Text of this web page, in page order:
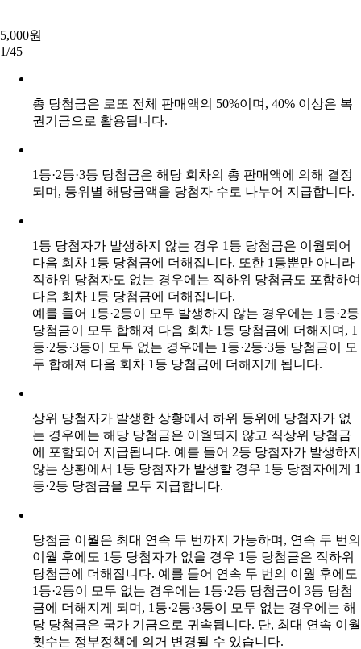
5,000원
1/45
총 당첨금은 로또 전체 판매액의 50%이며, 40% 이상은 복
권기금으로 활용됩니다.
1등·2등·3등 당첨금은 해당 회차의 총 판매액에 의해 결정
되며, 등위별 해당금액을 당첨자 수로 나누어 지급합니다.
1등 당첨자가 발생하지 않는 경우 1등 당첨금은 이월되어
다음 회차 1등 당첨금에 더해집니다. 또한 1등뿐만 아니라
직하위 당첨자도 없는 경우에는 직하위 당첨금도 포함하여
다음 회차 1등 당첨금에 더해집니다.
예를 들어 1등·2등이 모두 발생하지 않는 경우에는 1등·2등
당첨금이 모두 합해져 다음 회차 1등 당첨금에 더해지며, 1
등·2등·3등이 모두 없는 경우에는 1등·2등·3등 당첨금이 모
두 합해져 다음 회차 1등 당첨금에 더해지게 됩니다.
상위 당첨자가 발생한 상황에서 하위 등위에 당첨자가 없
는 경우에는 해당 당첨금은 이월되지 않고 직상위 당첨금
에 포함되어 지급됩니다. 예를 들어 2등 당첨자가 발생하지
않는 상황에서 1등 당첨자가 발생할 경우 1등 당첨자에게 1
등·2등 당첨금을 모두 지급합니다.
당첨금 이월은 최대 연속 두 번까지 가능하며, 연속 두 번의
이월 후에도 1등 당첨자가 없을 경우 1등 당첨금은 직하위
당첨금에 더해집니다. 예를 들어 연속 두 번의 이월 후에도
1등·2등이 모두 없는 경우에는 1등·2등 당첨금이 3등 당첨
금에 더해지게 되며, 1등·2등·3등이 모두 없는 경우에는 해
당 당첨금은 국가 기금으로 귀속됩니다. 단, 최대 연속 이월
횟수는 정부정책에 의거 변경될 수 있습니다.